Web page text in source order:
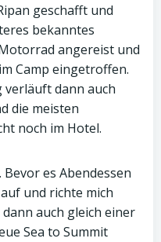
geschafft und
bekanntes
angereist und
Camp eingetroffen.
verläuft dann auch
die meisten
noch im Hotel.
es Abendessen
und richte mich
auch gleich einer
Sea to Summit